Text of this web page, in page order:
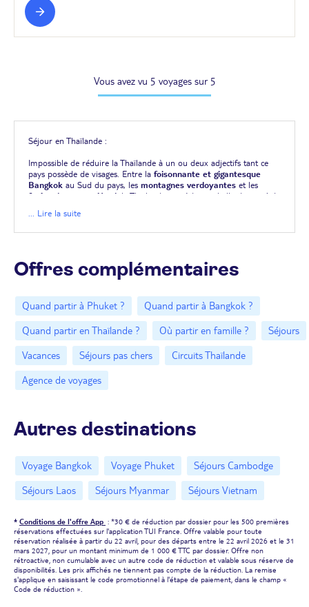
Vous avez vu 5 voyages sur 5
Séjour en Thaïlande :
Impossible de réduire la Thaïlande à un ou deux adjectifs tant ce
pays possède de visages. Entre la foisonnante et gigantesque
Bangkok au Sud du pays, les montagnes verdoyantes et les
forêts denses au Nord , la Thaïlande possède une belle diversité de
de l'eau et se présentant comme des
inattendue vous attend !
... Lire la suite
Offres complémentaires
Quand partir à Phuket ?
Quand partir à Bangkok ?
Quand partir en Thaïlande ?
Où partir en famille ?
Séjours
Vacances
Séjours pas chers
Circuits Thaïlande
Agence de voyages
Autres destinations
Voyage Bangkok Voyage Phuket
Séjours Cambodge
Séjours Laos
Séjours Myanmar Séjours Vietnam
* Conditions de l'offre App : *30 € de réduction par dossier pour les 500 premières
réservations effectuées sur l'application TUI France. Offre valable pour toute
réservation réalisée à partir du 22 avril, pour des départs entre le 22 avril 2026 et le 31
mars 2027, pour un montant minimum de 1 000 € TTC par dossier. Offre non
rétroactive, non cumulable avec un autre code de réduction et valable sous réserve de
disponibilités. Les prix affichés ne tiennent pas compte de la réduction. La remise
s'applique en saisissant le code promotionnel à l'étape de paiement, dans le champ «
Code de réduction ».